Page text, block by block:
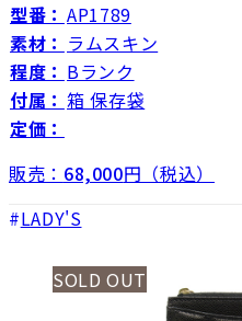
型番： AP1789
素材： ラムスキン
程度： Bランク
付属： 箱 保存袋
定価：
販売： 68,000円（税込）
LADY'S
SOLD OUT